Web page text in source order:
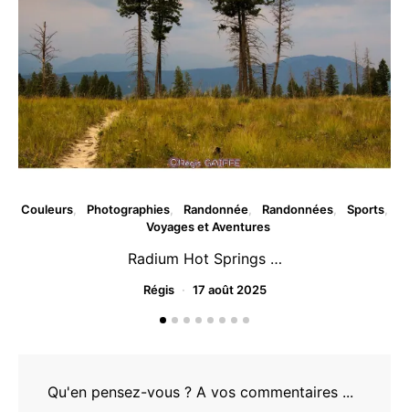
Couleurs Photographies Randonnée Randonnées
Sports
Voyages et Aventures
Radium Hot Springs …
Régis 17 août 2025
Qu'en pensez-vous ? A vos commentaires ...